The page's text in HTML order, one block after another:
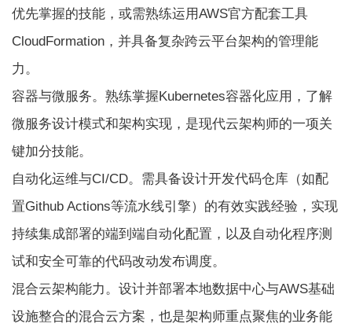
优先掌握的技能，或需熟练运用AWS官方配套工具
CloudFormation，并具备复杂跨云平台架构的管理能
力。
容器与微服务。熟练掌握Kubernetes容器化应用，了解
微服务设计模式和架构实现，是现代云架构师的一项关
键加分技能。
自动化运维与CI/CD。需具备设计开发代码仓库（如配
置Github Actions等流水线引擎）的有效实践经验，实现
持续集成部署的端到端自动化配置，以及自动化程序测
试和安全可靠的代码改动发布调度。
混合云架构能力。设计并部署本地数据中心与AWS基础
设施整合的混合云方案，也是架构师重点聚焦的业务能